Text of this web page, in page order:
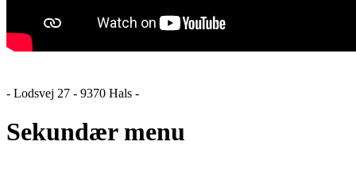
- Lodsvej 27 - 9370 Hals -
Sekundær menu